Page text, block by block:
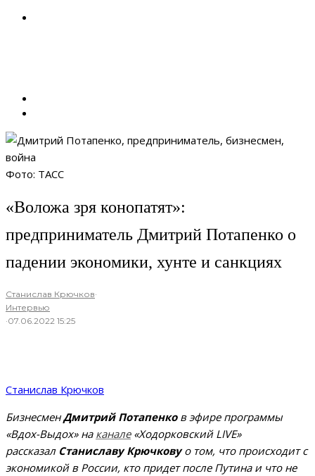
Фото: ТАСС
«Воложа зря конопатят»:
предприниматель Дмитрий Потапенко о
падении экономики, хунте и санкциях
Станислав Крючков·
Интервью
·07.06.2022 15:25
Станислав Крючков
БизнесменДмитрий Потапенко в эфире программы
«Вдох-Выдох» на канале«Ходорковский LIVE»
рассказал Станиславу Крючковуо том, что происходит с
экономикой в России, кто придет после Путина и что не